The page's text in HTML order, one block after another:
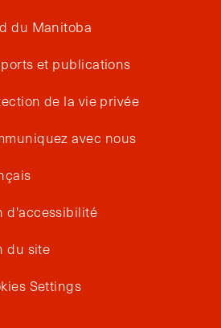
du Manitoba
et publications
de la vie privée
avec nous
d'accessibilité
du site
Settings